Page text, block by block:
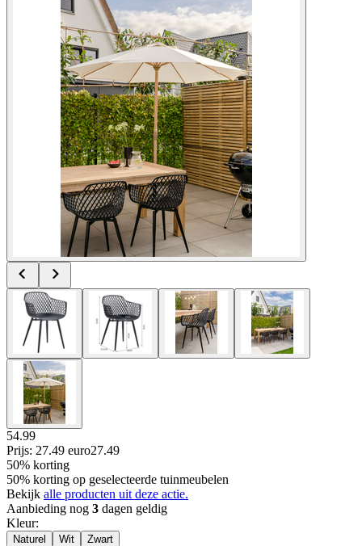
54.99
Prijs: 27.49 euro27.49
50% korting
50% korting op geselecteerde tuinmeubelen
Bekijk alle producten uit deze actie.
Aanbieding nog 3 dagen geldig
Kleur:
Naturel Wit Zwart